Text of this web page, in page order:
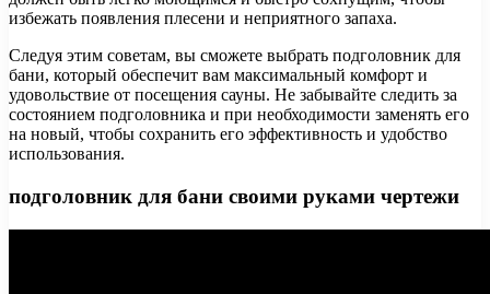
избежать появления плесени и неприятного запаха.
Следуя этим советам, вы сможете выбрать подголовник для
бани, который обеспечит вам максимальный комфорт и
удовольствие от посещения сауны. Не забывайте следить за
состоянием подголовника и при необходимости заменять его
на новый, чтобы сохранить его эффективность и удобство
использования.
подголовник для бани своими руками чертежи